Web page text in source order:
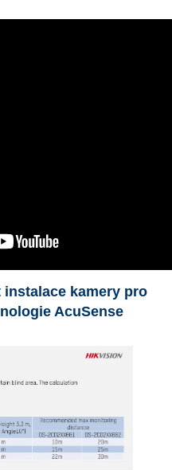
kamery pro
AcuSense